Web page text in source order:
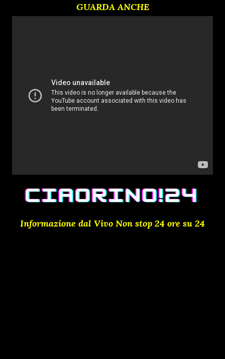
GUARDA ANCHE
Informazione dal Vivo Non stop 24 ore su 24